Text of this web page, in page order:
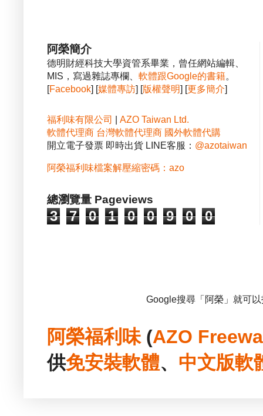
阿榮簡介
德明財經科技大學資管系畢業，曾任網站編輯、
MIS，寫過雜誌專欄、 軟體跟Google的書籍。
[Facebook] [媒體專訪] [版權聲明] [更多簡介]
福利味有限公司
AZO Taiwan Ltd.
軟體代理商 台灣軟體代理商 國外軟體代購
開立電子發票 即時出貨 LINE客服： @azotaiwan
阿榮福利味檔案解壓縮密碼：azo
總瀏覽量 Pageviews
3 7 0 1 0 0 9 0 0
Google搜尋「阿榮」就可
阿榮福利味(AZO
供免安裝軟體、 中文版軟